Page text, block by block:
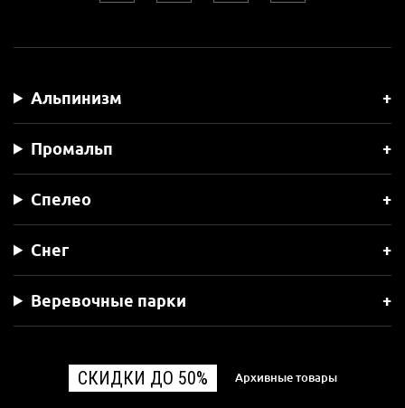
Альпинизм
Промальп
Спелео
Снег
Веревочные парки
СКИДКИ ДО 50% Архивные товары